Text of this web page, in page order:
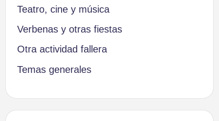
Teatro, cine y música
Verbenas y otras fiestas
Otra actividad fallera
Temas generales